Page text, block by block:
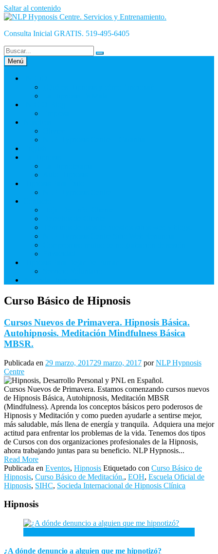
Saltar al contenido
Consulta Inicial GRATIS. 519-495-6405
Menú
Curso Básico de Hipnosis
Cursos Nuevos de Primavera. Hipnosis Básica.
Autohipnosis. Meditación Mindfulness Básica
MBSR.
Publicada en 29 marzo, 201729 marzo, 2017 porNLP Hypnosis
Centre
Cursos Nuevos de Primavera. Estamos comenzando cursos nuevos
de Hipnosis Básica, Autohipnosis, Meditación MBSR
(Mindfulness). Aprenda los conceptos básicos pero poderosos de
Hipnosis y Meditación y como pueden ayudarle a sentirse mejor,
más saludable, más llena de energía y tranquila. Adquiera una mejor
actitud para enfrentar los problemas de la vida. Tenemos dos tipos
de Cursos con dos organizaciones profesionales de la Hipnosis,
ahora trabajando juntas para su beneficio. NLP Hypnosis...
Read More
Publicada en Eventos, Hipnosis Etiquetado con Curso Básico de
Hipnosis, Curso Básico de Meditación., EOH, Escuela Oficial de
Hipnosis, SIHC, Socieda Internacional de Hipnosis Clínica
Hipnosis
¿A dónde denuncio a alguien que me hipnotizó?